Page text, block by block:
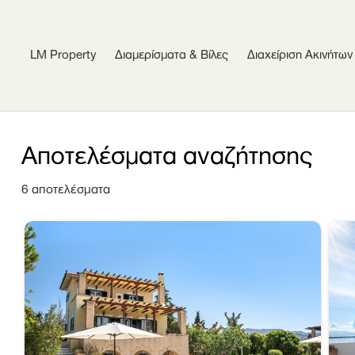
LM Property Διαμερίσματα & Βίλες Διαχείριση Ακινήτων
Αποτελέσματα αναζήτησης
6 αποτελέσματα